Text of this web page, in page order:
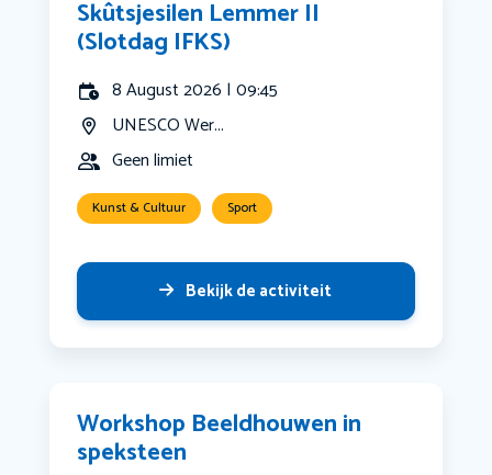
Skûtsjesilen Lemmer II
(Slotdag IFKS)
8 August 2026 | 09:45
UNESCO Wer...
Geen limiet
Kunst & Cultuur Sport
Bekijk de activiteit
Workshop Beeldhouwen in
speksteen